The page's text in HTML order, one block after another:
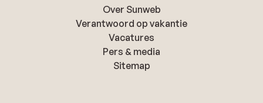
Over Sunweb
Verantwoord op vakantie
Vacatures
Pers & media
Sitemap